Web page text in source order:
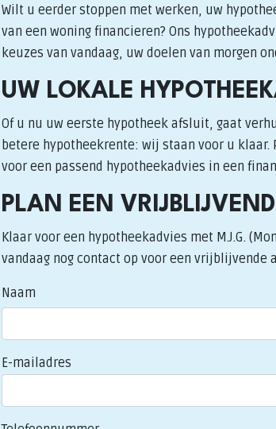
Wilt u eerder stoppen met werken, uw
van een woning financieren? Ons
keuzes van vandaag, uw doelen van morgen
UW LOKALE
Of u nu uw eerste hypotheek afsluit, gaat
betere hypotheekrente: wij staan voor u
voor een passend hypotheekadvies in een
PLAN EEN
Klaar voor een hypotheekadvies met M.J.G.
vandaag nog contact op voor een
Naam
E-mailadres